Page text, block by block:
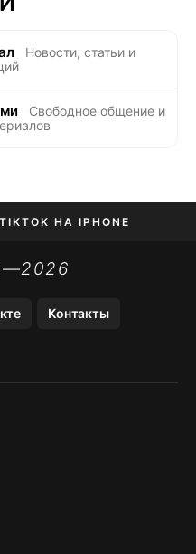
Новости, статьи и
Свободное общение и
TIKTOK НА IPHONE
Контакты